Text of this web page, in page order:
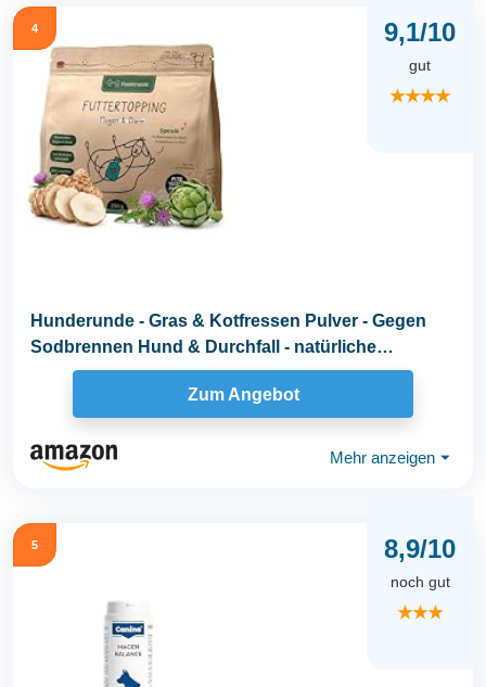
4 9,1/10
gut
★★★★
Hunderunde - Gras & Kotfressen Pulver - Gegen
Sodbrennen Hund & Durchfall - natürliche
Darmflora...
Zum Angebot
Mehr anzeigen ⏷
5 8,9/10
noch gut
★★★